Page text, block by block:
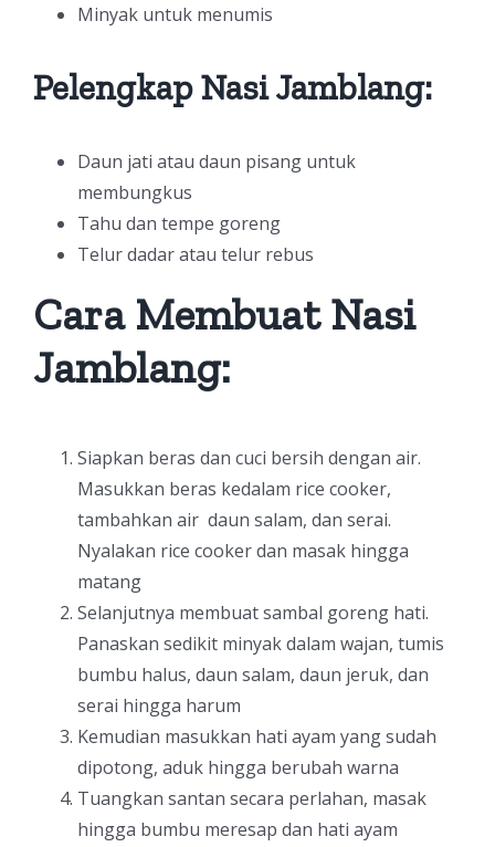
Minyak untuk menumis
Pelengkap Nasi Jamblang:
Daun jati atau daun pisang untuk
membungkus
Tahu dan tempe goreng
Telur dadar atau telur rebus
Cara Membuat Nasi
Jamblang:
Siapkan beras dan cuci bersih dengan air.
Masukkan beras kedalam rice cooker,
tambahkan air daun salam, dan serai.
Nyalakan rice cooker dan masak hingga
matang
Selanjutnya membuat sambal goreng hati.
Panaskan sedikit minyak dalam wajan, tumis
bumbu halus, daun salam, daun jeruk, dan
serai hingga harum
Kemudian masukkan hati ayam yang sudah
dipotong, aduk hingga berubah warna
Tuangkan santan secara perlahan, masak
hingga bumbu meresap dan hati ayam